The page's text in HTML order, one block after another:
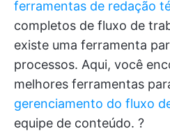
ferramentas de redação
completos de fluxo de
existe uma ferramenta
processos. Aqui, você
melhores ferramentas
gerenciamento do fluxo
equipe de conteúdo. ?